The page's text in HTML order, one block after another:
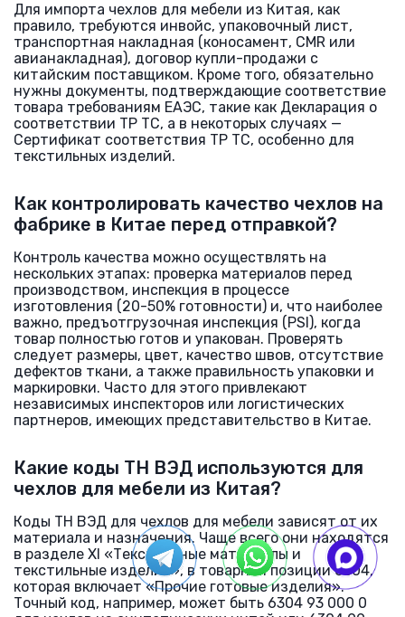
Для импорта чехлов для мебели из Китая, как
правило, требуются инвойс, упаковочный лист,
транспортная накладная (коносамент, CMR или
авианакладная), договор купли-продажи с
китайским поставщиком. Кроме того, обязательно
нужны документы, подтверждающие соответствие
товара требованиям ЕАЭС, такие как Декларация о
соответствии ТР ТС, а в некоторых случаях —
Сертификат соответствия ТР ТС, особенно для
текстильных изделий.
Как контролировать качество чехлов на
фабрике в Китае перед отправкой?
Контроль качества можно осуществлять на
нескольких этапах: проверка материалов перед
производством, инспекция в процессе
изготовления (20-50% готовности) и, что наиболее
важно, предъотгрузочная инспекция (PSI), когда
товар полностью готов и упакован. Проверять
следует размеры, цвет, качество швов, отсутствие
дефектов ткани, а также правильность упаковки и
маркировки. Часто для этого привлекают
независимых инспекторов или логистических
партнеров, имеющих представительство в Китае.
Какие коды ТН ВЭД используются для
чехлов для мебели из Китая?
Коды ТН ВЭД для чехлов для мебели зависят от их
материала и назначения. Чаще всего они находятся
в разделе XI «Текстильные материалы и
текстильные изделия», в товарной позиции 6304,
которая включает «Прочие готовые изделия».
Точный код, например, может быть 6304 93 000 0